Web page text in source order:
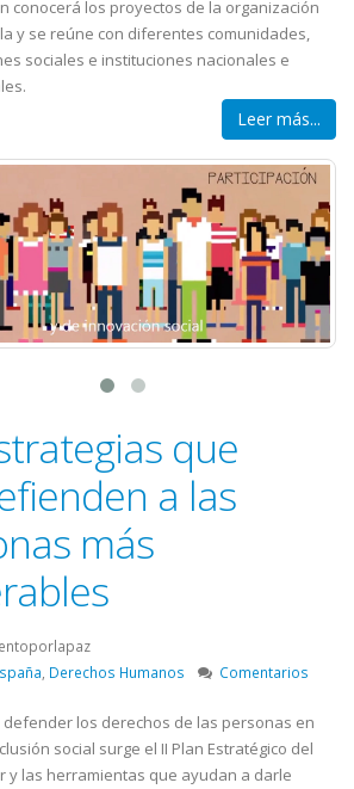
conocerá los proyectos de la organización
y se reúne con diferentes comunidades,
sociales e instituciones nacionales e
Leer más...
que
a las
más
Derechos Humanos Comentarios
defender los derechos de las personas en
social surge el II Plan Estratégico del
y las herramientas que ayudan a darle